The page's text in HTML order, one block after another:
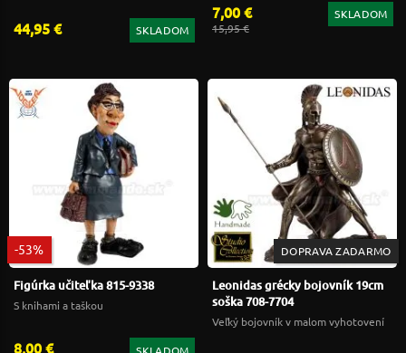
44,95 € SKLADOM
7,00 €
15,95 €
SKLADOM
-53%
Figúrka učiteľka 815-9338
S knihami a taškou
8,00 € SKLADOM
DOPRAVA ZADARMO
Leonidas grécky bojovník 19cm
soška 708-7704
Veľký bojovník v malom vyhotovení